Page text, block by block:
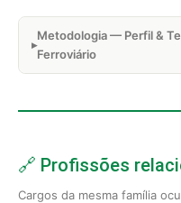
Metodologia — Perfil &
Ferroviário
🔗 Profissões
Cargos da mesma família